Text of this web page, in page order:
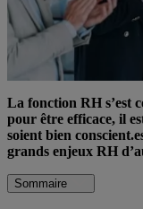
La fonction RH s’est
pour être efficace, il
soient bien
grands enjeux RH
Sommaire